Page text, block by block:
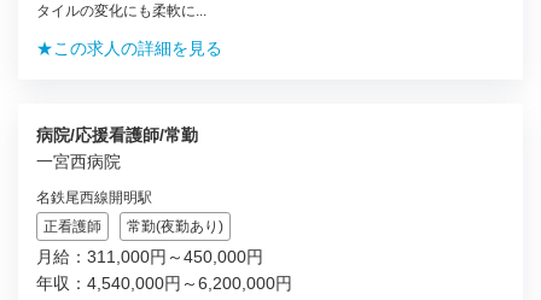
タイルの変化にも柔軟に...
★この求人の詳細を見る
病院/応援看護師/常勤
一宮西病院
名鉄尾西線開明駅
正看護師
常勤(夜勤あり)
月給：311,000円～450,000円
年収：4,540,000円～6,200,000円